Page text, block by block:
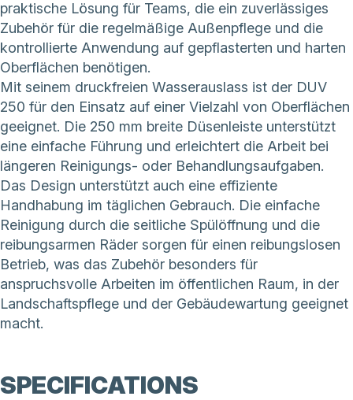
praktische Lösung für Teams, die ein zuverlässiges
Zubehör für die regelmäßige Außenpflege und die
kontrollierte Anwendung auf gepflasterten und harten
Oberflächen benötigen.
Mit seinem druckfreien Wasserauslass ist der DUV
250 für den Einsatz auf einer Vielzahl von Oberflächen
geeignet. Die 250 mm breite Düsenleiste unterstützt
eine einfache Führung und erleichtert die Arbeit bei
längeren Reinigungs- oder Behandlungsaufgaben.
Das Design unterstützt auch eine effiziente
Handhabung im täglichen Gebrauch. Die einfache
Reinigung durch die seitliche Spülöffnung und die
reibungsarmen Räder sorgen für einen reibungslosen
Betrieb, was das Zubehör besonders für
anspruchsvolle Arbeiten im öffentlichen Raum, in der
Landschaftspflege und der Gebäudewartung geeignet
macht.
SPECIFICATIONS